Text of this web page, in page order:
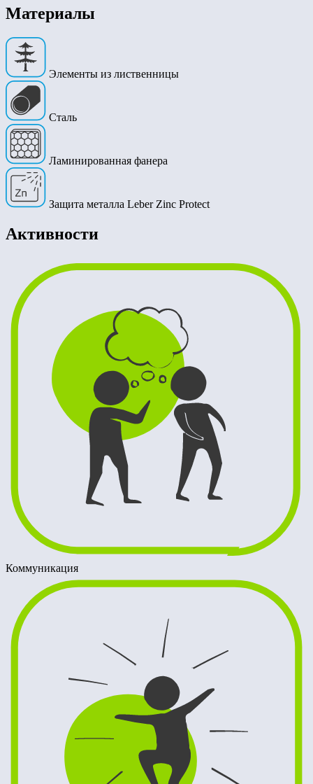
Материалы
Элементы из лиственницы
Сталь
Ламинированная фанера
Защита металла Leber Zinc Protect
Активности
Коммуникация